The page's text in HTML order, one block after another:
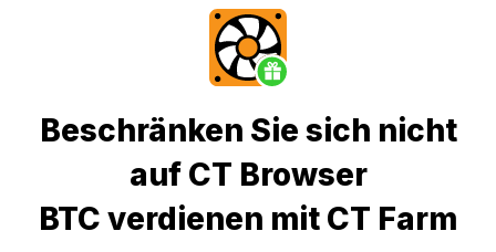
Beschränken Sie sich nicht
auf CT Browser
BTC verdienen mit CT Farm